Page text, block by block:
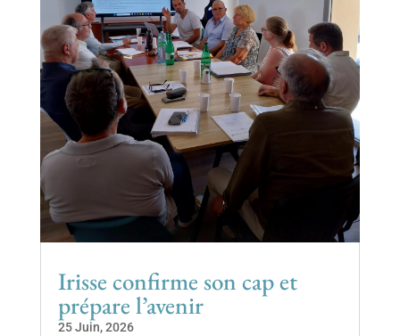
Irisse confirme son cap et
prépare l’avenir
25 Juin, 2026